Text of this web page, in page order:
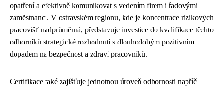
opatření a efektivně komunikovat s vedením firem i řadovými
zaměstnanci. V ostravském regionu, kde je koncentrace rizikových
pracovišť nadprůměrná, představuje investice do kvalifikace těchto
odborníků strategické rozhodnutí s dlouhodobým pozitivním
dopadem na bezpečnost a zdraví pracovníků.
Certifikace také zajišťuje jednotnou úroveň odbornosti napříč